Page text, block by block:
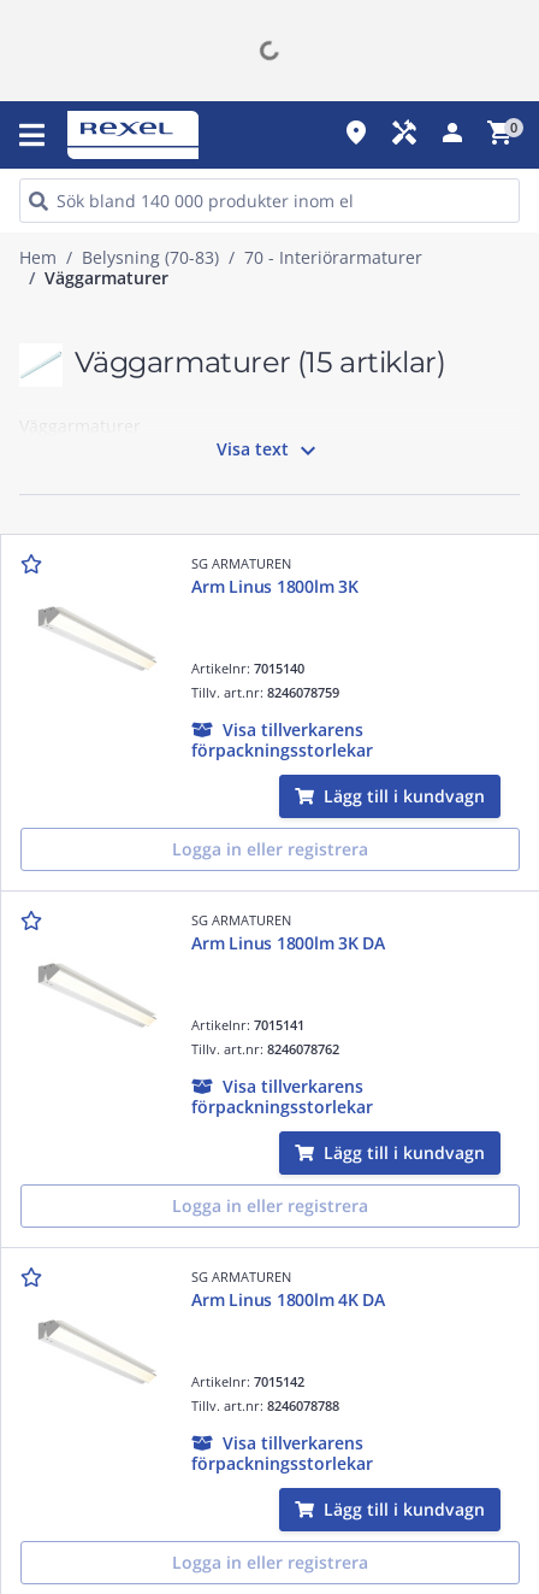
place handyman person shopping_cart0
Hem Belysning (70-83)
70 - Interiörarmaturer
Väggarmaturer
Väggarmaturer (15 artiklar)
Väggarmaturer
Visa text 
SG ARMATUREN
Arm Linus 1800lm 3K
Artikelnr:7015140
Tillv. art.nr:8246078759
Visa tillverkarens
förpackningsstorlekar
Lägg till i kundvagn
Logga in eller registrera
SG ARMATUREN
Arm Linus 1800lm 3K DA
Artikelnr:7015141
Tillv. art.nr:8246078762
Visa tillverkarens
förpackningsstorlekar
Lägg till i kundvagn
Logga in eller registrera
SG ARMATUREN
Arm Linus 1800lm 4K DA
Artikelnr:7015142
Tillv. art.nr:8246078788
Visa tillverkarens
förpackningsstorlekar
Lägg till i kundvagn
Logga in eller registrera